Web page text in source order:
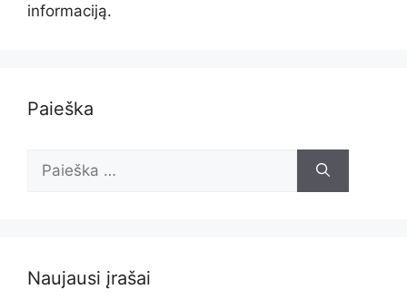
informaciją.
Paieška
Naujausi įrašai